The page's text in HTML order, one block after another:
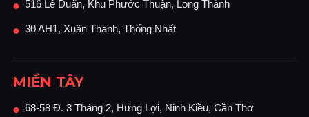
● 516 Lê Duẩn, Khu Phước Thuận, Long Thành
● 30 AH1, Xuân Thanh, Thống Nhất
MIỀN TÂY
● 68-58 Đ. 3 Tháng 2, Hưng Lợi, Ninh Kiều, Cần Thơ